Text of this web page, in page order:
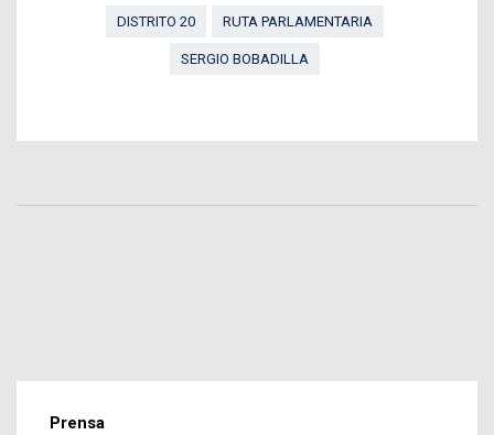
DISTRITO 20
RUTA PARLAMENTARIA
SERGIO BOBADILLA
Prensa